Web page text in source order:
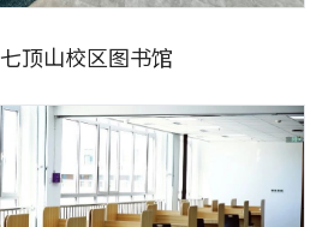
七顶山校区图书馆